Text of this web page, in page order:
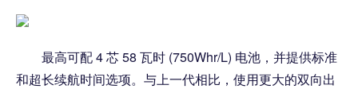
最高可配 4 芯 58 瓦时 (750Whr/L) 电池，并提供标准
和超长续航时间选项。与上一代相比，使用更大的双向出